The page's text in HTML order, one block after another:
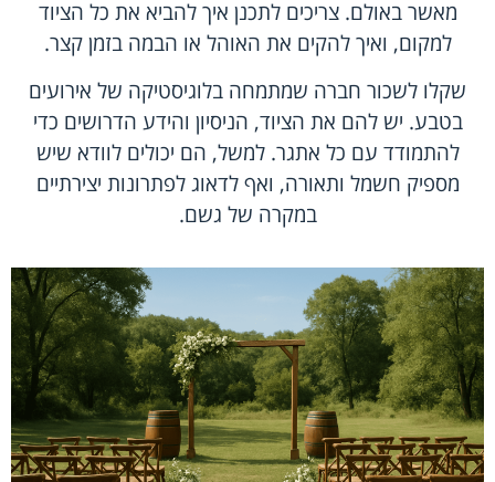
מאשר באולם. צריכים לתכנן איך להביא את כל הציוד
למקום, ואיך להקים את האוהל או הבמה בזמן קצר.
שקלו לשכור חברה שמתמחה בלוגיסטיקה של אירועים
בטבע. יש להם את הציוד, הניסיון והידע הדרושים כדי
להתמודד עם כל אתגר. למשל, הם יכולים לוודא שיש
מספיק חשמל ותאורה, ואף לדאוג לפתרונות יצירתיים
במקרה של גשם.